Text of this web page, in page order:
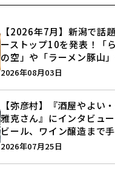
【2026年7月】新潟で話
ーストップ10を発表！「
の空」や「ラーメン豚山
注目記事をランキングで
2026年08月03日
【弥彦村】『酒屋やよい
雅克さん』にインタビュ
ビール、ワイン醸造まで
史”に迫る♪
2026年07月25日